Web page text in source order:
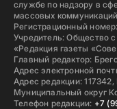
службе по надзору в
массовых
Регистрационный
Учредитель: Общество
«Редакция газеты
Главный редактор:
Адрес электронной
Адрес редакции:
Муниципальный округ
Телефон редакции: +7